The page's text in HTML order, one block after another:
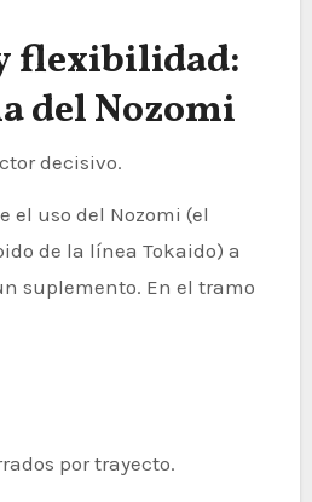
flexibilidad:
del Nozomi
decisivo.
el uso del Nozomi (el
de la línea Tokaido) a
suplemento. En el tramo
por trayecto.